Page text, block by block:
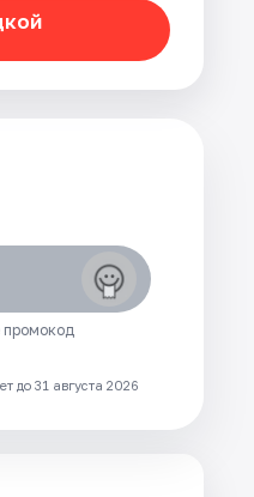
промокод
до 31 августа 2026